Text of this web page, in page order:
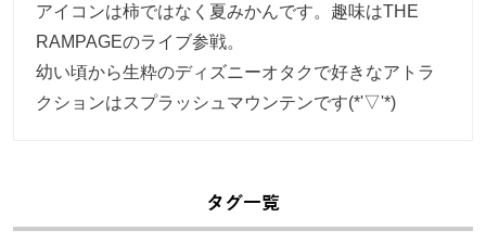
アイコンは柿ではなく夏みかんです。趣味はTHE
RAMPAGEのライブ参戦。
幼い頃から生粋のディズニーオタクで好きなアトラ
クションはスプラッシュマウンテンです(*'▽'*)
タグ一覧